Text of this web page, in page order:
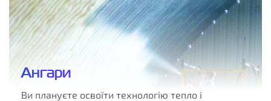
Ангари
Ви плануєте освоїти технологію тепло і